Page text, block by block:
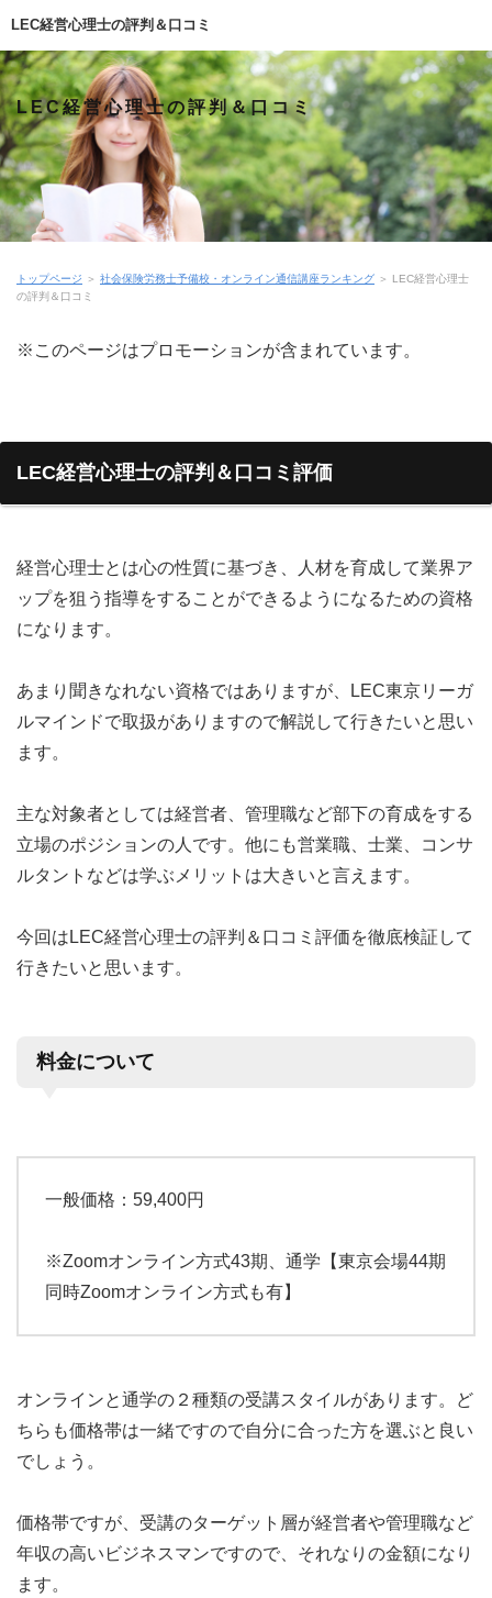
LEC経営心理士の評判＆口コミ
LEC経営心理士の評判＆口コミ
トップページ ＞ 社会保険労務士予備校・オンライン通信講座ランキング ＞ LEC経営心理士
の評判＆口コミ
※このページはプロモーションが含まれています。
LEC経営心理士の評判＆口コミ評価
経営心理士とは心の性質に基づき、人材を育成して業界ア
ップを狙う指導をすることができるようになるための資格
になります。
あまり聞きなれない資格ではありますが、LEC東京リーガ
ルマインドで取扱がありますので解説して行きたいと思い
ます。
主な対象者としては経営者、管理職など部下の育成をする
立場のポジションの人です。他にも営業職、士業、コンサ
ルタントなどは学ぶメリットは大きいと言えます。
今回はLEC経営心理士の評判＆口コミ評価を徹底検証して
行きたいと思います。
料金について
一般価格：59,400円
※Zoomオンライン方式43期、通学【東京会場44期
同時Zoomオンライン方式も有】
オンラインと通学の２種類の受講スタイルがあります。ど
ちらも価格帯は一緒ですので自分に合った方を選ぶと良い
でしょう。
価格帯ですが、受講のターゲット層が経営者や管理職など
年収の高いビジネスマンですので、それなりの金額になり
ます。